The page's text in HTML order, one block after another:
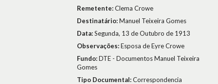
Remetente:Clema Crowe
Destinatário:Manuel Teixeira Gomes
Data:Segunda, 13 de Outubro de 1913
Observações:Esposa de Eyre Crowe
Fundo:DTE - Documentos Manuel Teixeira
Gomes
Tipo Documental:Correspondencia